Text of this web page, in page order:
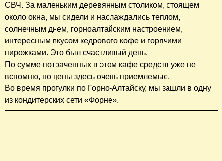
СВЧ. За маленьким деревянным столиком, стоящем
около окна, мы сидели и наслаждались теплом,
солнечным днем, горноалтайским настроением,
интересным вкусом кедрового кофе и горячими
пирожками. Это был счастливый день.
По сумме потраченных в этом кафе средств уже не
вспомню, но цены здесь очень приемлемые.
Во время прогулки по Горно-Алтайску, мы зашли в одну
из кондитерских сети «Форне».